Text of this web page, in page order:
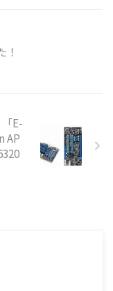
！
E-
AP